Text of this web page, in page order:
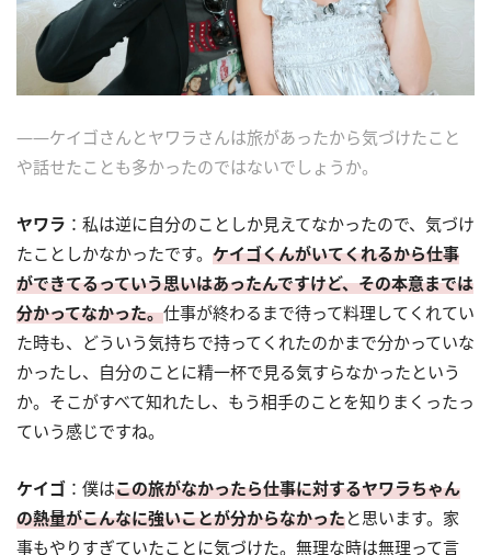
――ケイゴさんとヤワラさんは旅があったから気づけたこと
や話せたことも多かったのではないでしょうか。
ヤワラ ：私は逆に自分のことしか見えてなかったので、気づけ
たことしかなかったです。 ケイゴくんがいてくれるから仕事
ができてるっていう思いはあったんですけど、その本意までは
分かってなかった。仕事が終わるまで待って料理してくれてい
た時も、どういう気持ちで持ってくれたのかまで分かっていな
かったし、自分のことに精一杯で見る気すらなかったという
か。そこがすべて知れたし、もう相手のことを知りまくったっ
ていう感じですね。
ケイゴ ：僕はこの旅がなかったら仕事に対するヤワラちゃん
の熱量がこんなに強いことが分からなかったと思います。家
事もやりすぎていたことに気づけた。無理な時は無理って言